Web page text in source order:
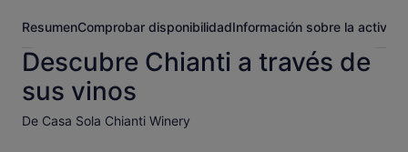
ResumenComprobar disponibilidadInformación sobre la
Descubre Chianti a través de
sus vinos
De Casa Sola Chianti Winery